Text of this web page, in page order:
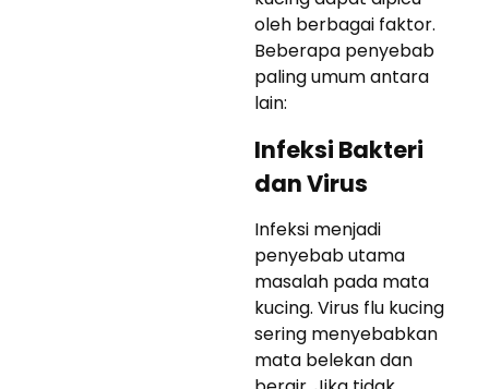
oleh berbagai faktor.
Beberapa penyebab
paling umum antara
lain:
Infeksi Bakteri
dan Virus
Infeksi menjadi
penyebab utama
masalah pada mata
kucing. Virus flu kucing
sering menyebabkan
mata belekan dan